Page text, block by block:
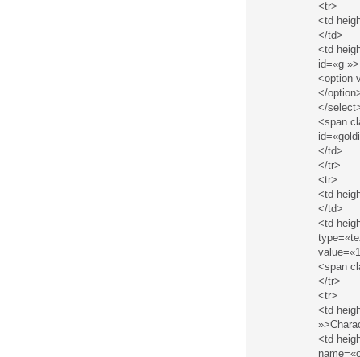
<tr>
<td
</td>
<td
id=«g »>
<option
</
</
<span
</td>
</tr>
<tr>
<td
</td>
<td
<span
</tr>
<tr>
<td
<td